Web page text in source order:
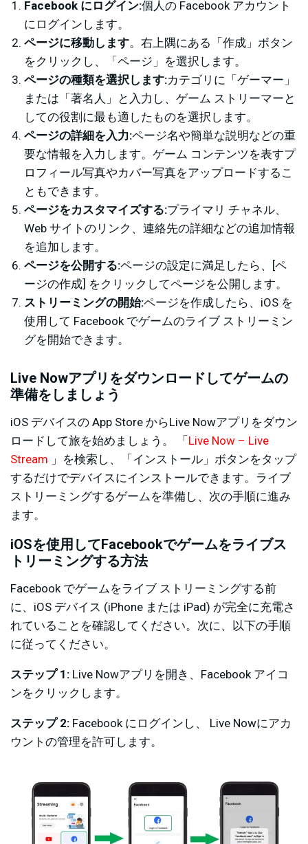
Facebook にログイン:個人の Facebook アカウント
にログインします。
ページに移動します。右上隅にある「作成」ボタン
をクリックし、「ページ」を選択します。
ページの種類を選択します:カテゴリに「ゲーマー」
または「著名人」と入力し、ゲーム ストリーマーと
しての役割に最も適したものを選択します。
ページの詳細を入力:ページ名や簡単な説明などの重
要な情報を入力します。ゲーム コンテンツを表すプ
ロフィール写真やカバー写真をアップロードするこ
ともできます。
ページをカスタマイズする:プライマリ チャネル、
Web サイトのリンク、連絡先の詳細などの追加情報
を追加します。
ページを公開する:ページの設定に満足したら、[ペ
ージの作成] をクリックしてページを公開します。
ストリーミングの開始:ページを作成したら、iOS を
使用して Facebook でゲームのライブ ストリーミン
グを開始できます。
Live Nowアプリをダウンロードしてゲームの
準備をしましょう
iOS デバイスの App Store からLive Nowアプリをダウン
ロードして旅を始めましょう。 「Live Now – Live
Stream 」を検索し、「インストール」ボタンをタップ
するだけでデバイスにインストールできます。ライブ
ストリーミングするゲームを準備し、次の手順に進み
ます。
iOSを使用してFacebookでゲームをライブス
トリーミングする方法
Facebook でゲームをライブ ストリーミングする前
に、iOS デバイス (iPhone または iPad) が完全に充電さ
れていることを確認してください。次に、以下の手順
に従ってください。
ステップ 1: Live Nowアプリを開き、Facebook アイコ
ンをクリックします。
ステップ 2: Facebook にログインし、 Live Nowにアカ
ウントの管理を許可します。